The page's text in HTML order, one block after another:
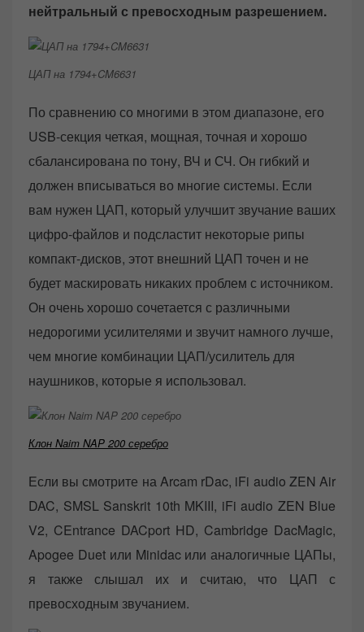
нейтральный с превосходным разрешением.
ЦАП на 1794+CM6631
По сравнению со многими в этом диапазоне, его
USB-секция четкая, мощная, точная и хорошо
сбалансирована по тону, ВЧ и СЧ. Он гибкий и
должен вписываться во многие системы. Если
вам нужен ЦАП, который улучшит звучание ваших
цифро-файлов и подсластит некоторые рипы
компакт-дисков, этот внешний ЦАП точен и не
будет маскировать никаких проблем с источником.
Он очень хорошо сочетается с различными
недорогими усилителями и звучит намного лучше,
чем многие комбинации ЦАП/усилитель для
наушников, которые я использовал.
Клон Naim NAP 200 серебро
Если вы смотрите на Arcam rDac, iFi audio ZEN Air
DAC, SMSL Sanskrit 10th MKIII, iFi audio ZEN Blue
V2, CEntrance DACport HD, Cambridge DacMagic,
Apogee Duet или Minidac или аналогичные ЦАПы,
я также слышал их и считаю, что ЦАП с
превосходным звучанием.